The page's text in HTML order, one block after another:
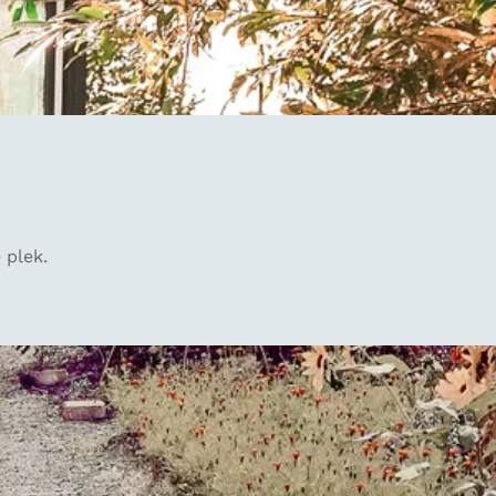
plek.